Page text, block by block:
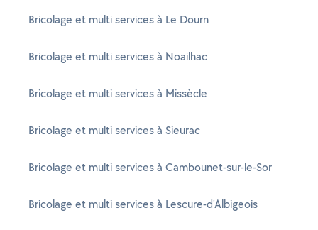
Bricolage et multi services à Le Dourn
Bricolage et multi services à Noailhac
Bricolage et multi services à Missècle
Bricolage et multi services à Sieurac
Bricolage et multi services à Cambounet-sur-le-Sor
Bricolage et multi services à Lescure-d'Albigeois